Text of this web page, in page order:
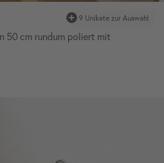
9 Unikate zur Auswahl
50 cm rundum poliert mit